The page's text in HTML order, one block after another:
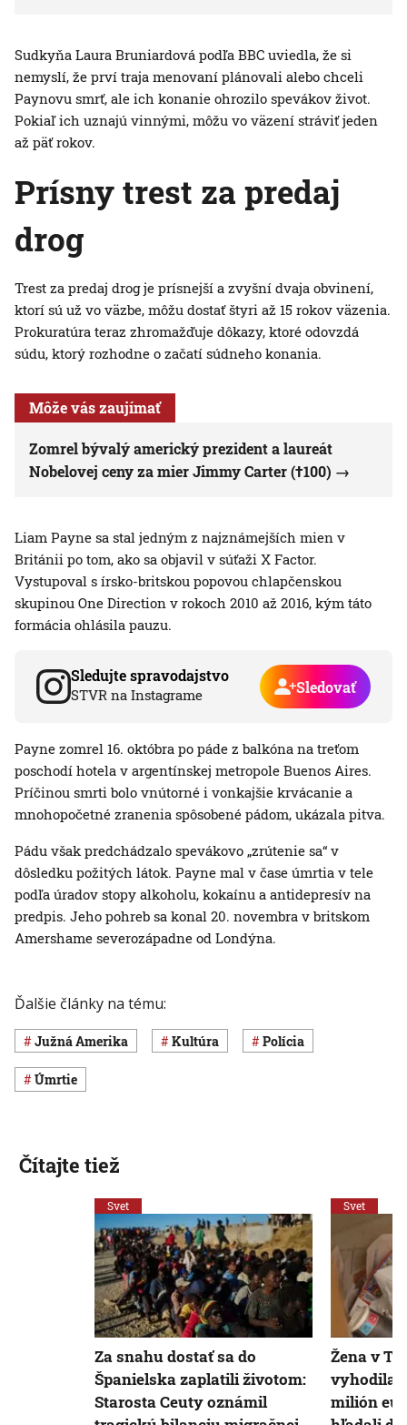
Sudkyňa Laura Bruniardová podľa BBC uviedla, že si
nemyslí, že prví traja menovaní plánovali alebo chceli
Paynovu smrť, ale ich konanie ohrozilo spevákov život.
Pokiaľ ich uznajú vinnými, môžu vo väzení stráviť jeden
až päť rokov.
Prísny trest za predaj
drog
Trest za predaj drog je prísnejší a zvyšní dvaja obvinení,
ktorí sú už vo väzbe, môžu dostať štyri až 15 rokov väzenia.
Prokuratúra teraz zhromažďuje dôkazy, ktoré odovzdá
súdu, ktorý rozhodne o začatí súdneho konania.
Môže vás zaujímať
Zomrel bývalý americký prezident a laureát
Nobelovej ceny za mier Jimmy Carter (†100)
Liam Payne sa stal jedným z najznámejších mien v
Británii po tom, ako sa objavil v súťaži X Factor.
Vystupoval s írsko-britskou popovou chlapčenskou
skupinou One Direction v rokoch 2010 až 2016, kým táto
formácia ohlásila pauzu.
Sledujte spravodajstvo
STVR na Instagrame Sledovať
Payne zomrel 16. októbra po páde z balkóna na treťom
poschodí hotela v argentínskej metropole Buenos Aires.
Príčinou smrti bolo vnútorné i vonkajšie krvácanie a
mnohopočetné zranenia spôsobené pádom, ukázala pitva.
Pádu však predchádzalo spevákovo „zrútenie sa“ v
dôsledku požitých látok. Payne mal v čase úmrtia v tele
podľa úradov stopy alkoholu, kokaínu a antidepresív na
predpis. Jeho pohreb sa konal 20. novembra v britskom
Amershame severozápadne od Londýna.
Ďalšie články na tému:
Južná Amerika Kultúra polícia
úmrtie
Čítajte tiež
Svet
Za snahu dostať sa do
Španielska zaplatili životom:
Starosta Ceuty oznámil
Svet
Žena v
vyhodila
milión